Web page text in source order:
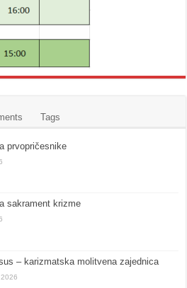
Tags
prvopričesnike
sakrament krizme
– karizmatska molitvena zajednica